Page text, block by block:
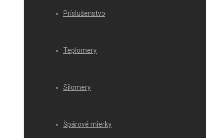
Príslušenstvo
Teplomery
Silomery
Špárové mierky